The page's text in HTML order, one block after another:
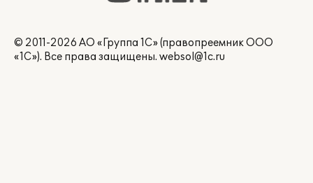
© 2011-2026 АО «Группа 1С» (правопреемник ООО
«1С»). Все права защищены. websol@1c.ru